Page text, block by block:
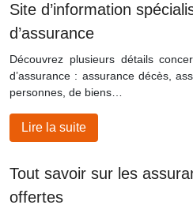
Site d’information
d’assurance
Découvrez plusieurs détails
d’assurance : assurance décès,
personnes, de biens…
Lire la suite
Tout savoir sur les
offertes